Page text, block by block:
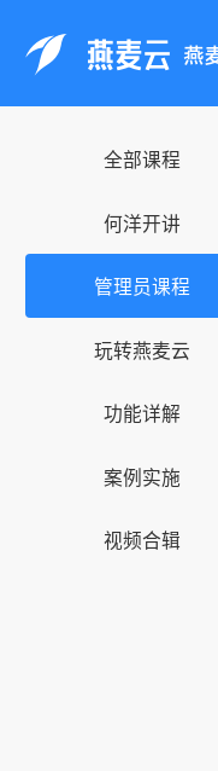
全部课程
何洋开讲
管理员课程
玩转燕麦云
功能详解
案例实施
视频合辑